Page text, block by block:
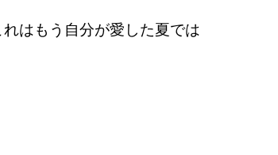
はもう自分が愛した夏では